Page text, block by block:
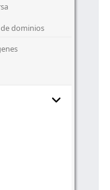
dominios